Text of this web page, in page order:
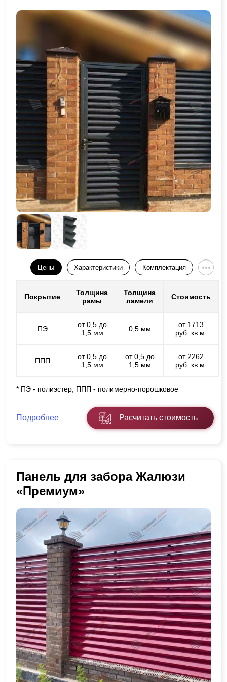
Цены Характеристики Комплектация
Покрытие
Толщина
рамы
Толщина
ламели
Стоимость
ПЭ
от 0,5 до
1,5 мм
0,5 мм
от 1713
руб. кв.м.
ППП
от 0,5 до
1,5 мм
от 0,5 до
1,5 мм
от 2262
руб. кв.м.
* ПЭ - полиэстер, ППП - полимерно-порошковое
Подробнее Расчитать стоимость
Панель для забора Жалюзи
«Премиум»